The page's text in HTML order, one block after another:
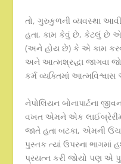
તો, ગુરુકુળની વ્યવસ્થા
હતા, કામ કેવું છે, કેટલું છે એ
(અને હોય છે) કે એ કામ
અને આત્મશ્રદ્ધા જાગવા
કર્મ વ્યક્તિમાં
નેપોલિયન બોનાપાર્ટના
વખત એમને એક
જાતે હતા બટકા, એમની
પુસ્તક ત્યાં ઉપરના
પ્રયત્ન કરી જોયો પણ એ